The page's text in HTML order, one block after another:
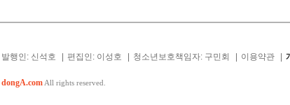
발행인: 신석호 편집인: 이성호 청소년보호책임자: 구민회 이용약관
dongA.com All rights reserved.